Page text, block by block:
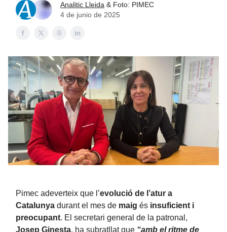
Analitic Lleida & Foto: PIMEC
4 de junio de 2025
Pimec adeverteix que l’evolució de l’atur a
Catalunya durant el mes de maig és insuficient i
preocupant. El secretari general de la patronal,
Josep Ginesta, ha subratllat que “amb el ritme de